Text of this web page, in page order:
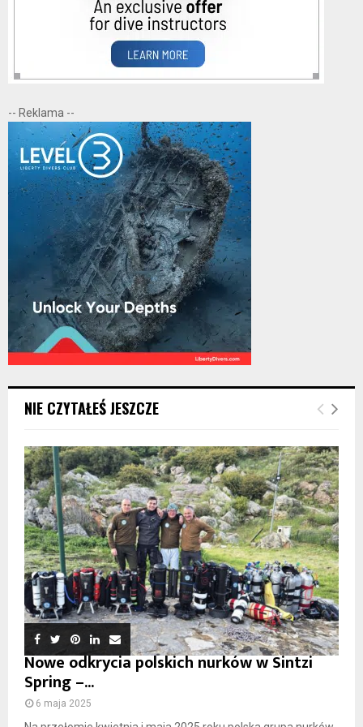
-- Reklama --
NIE CZYTAŁEŚ JESZCZE
Nowe odkrycia polskich nurków w Sintzi
Spring –...
6 maja 2025